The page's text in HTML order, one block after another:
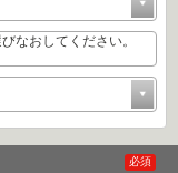
なおしてください。
必須